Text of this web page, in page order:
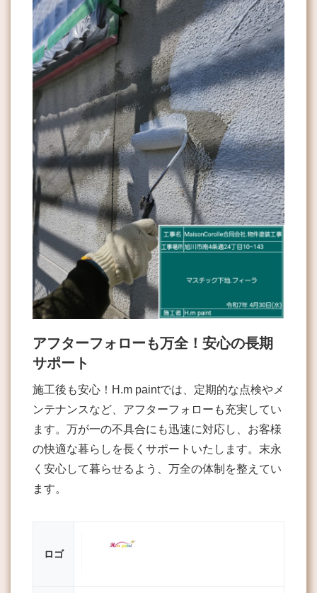
アフターフォローも万全！安心の長期
サポート
施工後も安心！H.m paintでは、定期的な点検やメ
ンテナンスなど、アフターフォローも充実してい
ます。万が一の不具合にも迅速に対応し、お客様
の快適な暮らしを長くサポートいたします。末永
く安心して暮らせるよう、万全の体制を整えてい
ます。
ロゴ